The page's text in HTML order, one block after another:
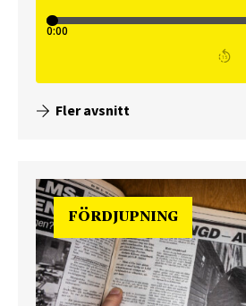
Fler avsnitt
FÖRDJUPNING